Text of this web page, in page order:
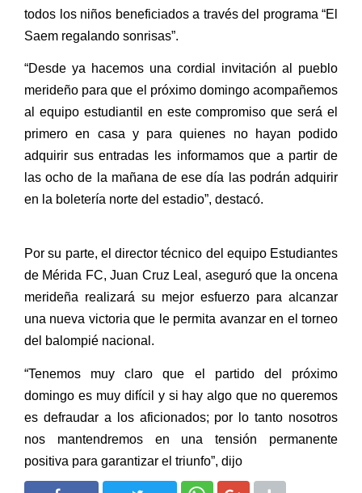
todos los niños beneficiados a través del programa “El
Saem regalando sonrisas”.
“Desde ya hacemos una cordial invitación al pueblo
merideño para que el próximo domingo acompañemos
al equipo estudiantil en este compromiso que será el
primero en casa y para quienes no hayan podido
adquirir sus entradas les informamos que a partir de
las ocho de la mañana de ese día las podrán adquirir
en la boletería norte del estadio”, destacó.
Por su parte, el director técnico del equipo Estudiantes
de Mérida FC, Juan Cruz Leal, aseguró que la oncena
merideña realizará su mejor esfuerzo para alcanzar
una nueva victoria que le permita avanzar en el torneo
del balompié nacional.
“Tenemos muy claro que el partido del próximo
domingo es muy difícil y si hay algo que no queremos
es defraudar a los aficionados; por lo tanto nosotros
nos mantendremos en una tensión permanente
positiva para garantizar el triunfo”, dijo